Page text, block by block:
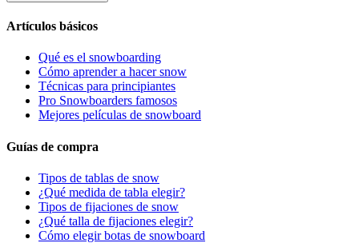
Artículos básicos
Qué es el snowboarding
Cómo aprender a hacer snow
Técnicas para principiantes
Pro Snowboarders famosos
Mejores películas de snowboard
Guías de compra
Tipos de tablas de snow
¿Qué medida de tabla elegir?
Tipos de fijaciones de snow
¿Qué talla de fijaciones elegir?
Cómo elegir botas de snowboard